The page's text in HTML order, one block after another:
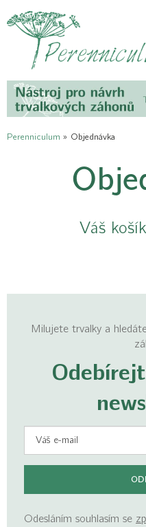
Perenniculum » Objednávka
Váš
Milujete trvalky a
Odesláním souhlasím se